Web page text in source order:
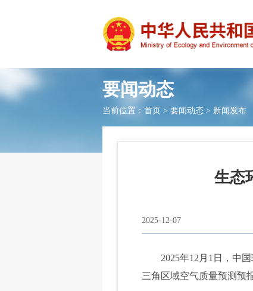
要闻动态
当前位置： 首页 > 要闻动态 > 新闻发布
生态
2025-12-07
2025年12月1日，中国
三角区域空气质量预测预